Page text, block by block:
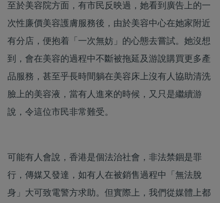
至於美容院方面，有市民反映過，她看到廣告上的一
次性廉價美容護膚服務後，由於美容中心在她家附近
有分店，便抱着「一次無妨」的心態去嘗試。她沒想
到，會在美容的過程中不斷被拖延及游說購買更多產
品服務，甚至乎長時間躺在美容床上沒有人協助清洗
臉上的美容液，當有人進來的時候，又只是繼續游
說，令這位市民非常難受。
可能有人會說，香港是個法治社會，非法禁錮是罪
行，傳媒又發達，如有人在被銷售過程中「無法脫
身」大可致電警方求助。但實際上，我們從媒體上都